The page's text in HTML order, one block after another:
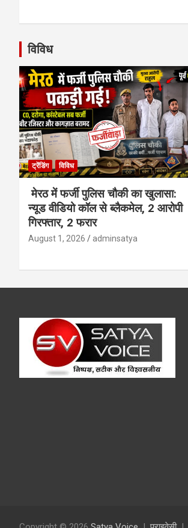
विविध
ट्रेंडिंग विविध
मेरठ में फर्जी पुलिस चौकी का खुलासा:
न्यूड वीडियो कॉल से ब्लैकमेल, 2 आरोपी
गिरफ्तार, 2 फरार
August 1, 2026 adminsatya